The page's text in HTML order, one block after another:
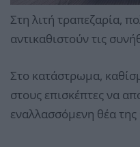
Στη λιτή τραπεζαρία,
αντικαθιστούν τις
Στο κατάστρωμα,
στους επισκέπτες να
εναλλασσόμενη θέα